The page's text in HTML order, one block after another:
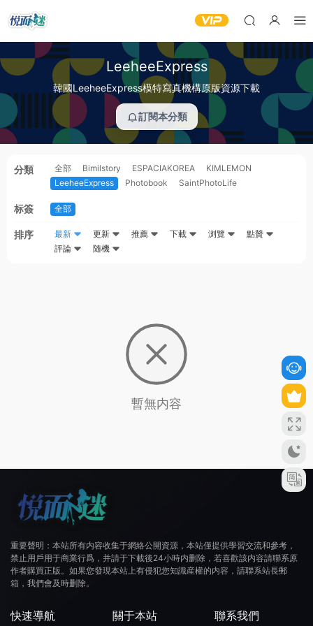
LeeheeExpress
韓國LeeheeExpress模特寫真機構原版資源下載
訂閱本分類
分類 全部 Bimilstory ESPACIAKOREA
KIMLEMON
LeeheeExpress
Photobook SaintPhotoLife
标簽 全部
排序 最新 更新 推薦 下載 浏覽
點贊
評論
随機
暫無内容
重要聲明：本站所有内容收集于網絡公開資源，本站僅提供學習交流和參考，
禁止用戶用于商業行爲，并請于下載後24小時内删除，若喜歡該内容請聯系原
作者購買正版。如果您發現本站上有侵犯您知識産權的内容，請聯系站長郵
箱，我們會及時删除。
快速導航 關于本站 聯系我們